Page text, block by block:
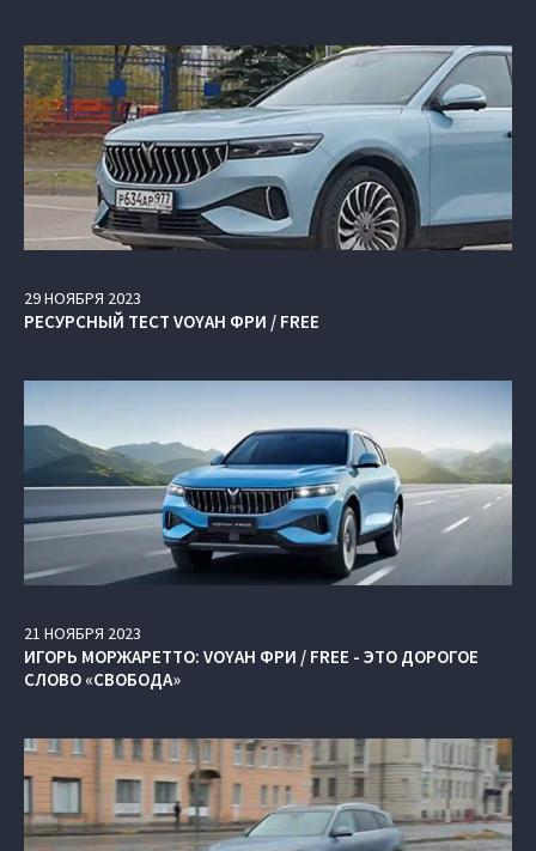
29НОЯБРЯ 2023
РЕСУРСНЫЙ ТЕСТ VOYAH ФРИ / FREE
21 НОЯБРЯ 2023
ИГОРЬ МОРЖАРЕТТО: VOYAH ФРИ / FREE - ЭТО ДОРОГОЕ
СЛОВО «СВОБОДА»